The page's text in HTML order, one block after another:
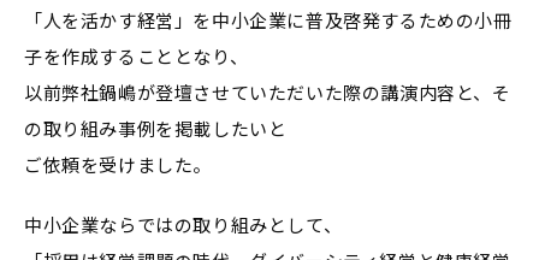
「人を活かす経営」を中小企業に普及啓発するための小冊
子を作成することとなり、
以前弊社鍋嶋が登壇させていただいた際の講演内容と、そ
の取り組み事例を掲載したいと
ご依頼を受けました。
中小企業ならではの取り組みとして、